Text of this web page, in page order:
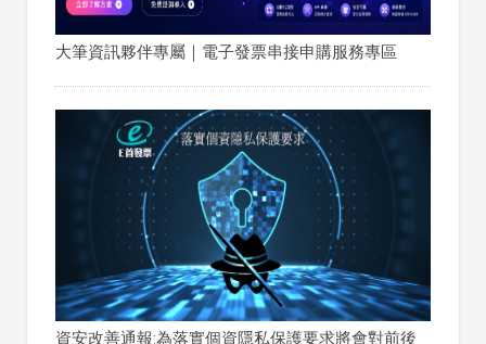
大筆資訊夥伴專屬｜電子發票串接申購服務專區
資安改善通報:為落實個資隱私保護要求將會對前後